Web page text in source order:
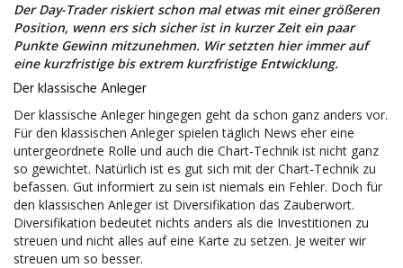
Der Day-Trader riskiert schon mal etwas mit einer größeren
Position, wenn ers sich sicher ist in kurzer Zeit ein paar
Punkte Gewinn mitzunehmen. Wir setzten hier immer auf
eine kurzfristige bis extrem kurzfristige Entwicklung.
Der klassische Anleger
Der klassische Anleger hingegen geht da schon ganz anders vor.
Für den klassischen Anleger spielen täglich News eher eine
untergeordnete Rolle und auch die Chart-Technik ist nicht ganz
so gewichtet. Natürlich ist es gut sich mit der Chart-Technik zu
befassen. Gut informiert zu sein ist niemals ein Fehler. Doch für
den klassischen Anleger ist Diversifikation das Zauberwort.
Diversifikation bedeutet nichts anders als die Investitionen zu
streuen und nicht alles auf eine Karte zu setzen. Je weiter wir
streuen um so besser.